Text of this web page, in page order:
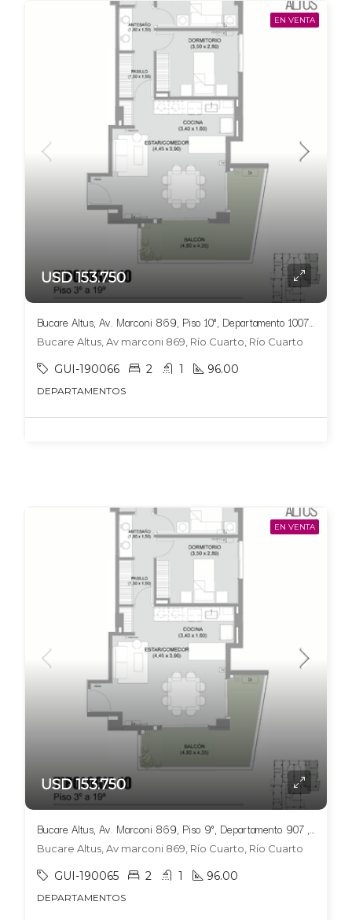
EN VENTA
USD 153.750
Bucare Altus, Av. Marconi 869, Piso 10°, Departamento 1007 ,Tipologia 10
Bucare Altus, Av marconi 869, Río Cuarto, Río Cuarto
GUI-190066 2 1 96.00
DEPARTAMENTOS
EN VENTA
USD 153.750
Bucare Altus, Av. Marconi 869, Piso 9°, Departamento 907 ,Tipologia 10
Bucare Altus, Av marconi 869, Río Cuarto, Río Cuarto
GUI-190065 2 1 96.00
DEPARTAMENTOS